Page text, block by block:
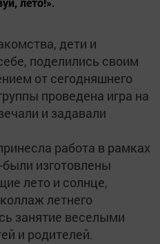
дети и
поделились своим
от сегодняшнего
проведена игра на
и задавали
работа в рамках
изготовлены
лето и солнце,
летнего
занятие веселыми
и родителей.